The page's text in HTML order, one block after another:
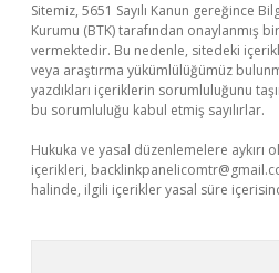
Sitemiz, 5651 Sayılı Kanun gereğince
Kurumu (BTK) tarafından onaylanmış
vermektedir. Bu nedenle, sitedeki
veya araştırma yükümlülüğümüz
yazdıkları içeriklerin sorumluluğunu
bu sorumluluğu kabul etmiş sayılırlar.
Hukuka ve yasal düzenlemelere aykırı
içerikleri,
halinde, ilgili içerikler yasal süre